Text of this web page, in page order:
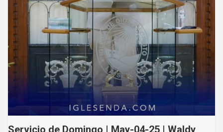
Servicio de Domingo | May-04-25 | Waldy